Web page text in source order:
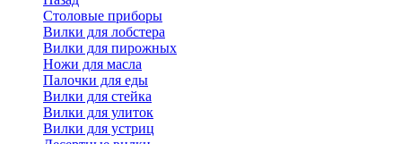
Cтоловые приборы
Вилки для лобстера
Вилки для пирожных
Ножи для масла
Палочки для еды
Вилки для стейка
Вилки для улиток
Вилки для устриц